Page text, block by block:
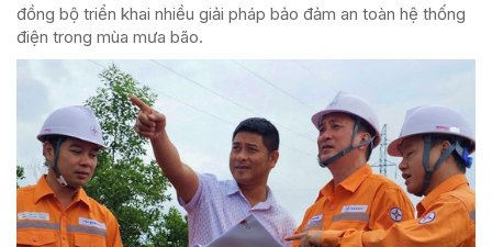
đồng bộ triển khai nhiều giải pháp bảo đảm an toàn hệ thống
điện trong mùa mưa bão.